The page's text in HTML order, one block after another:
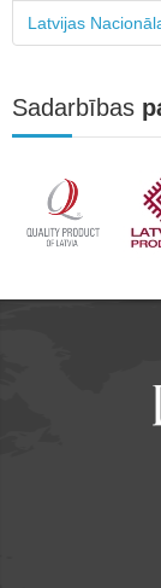
Latvijas
Sadarbības